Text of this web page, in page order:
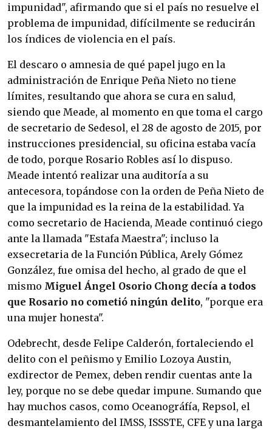
impunidad", afirmando que si el país no resuelve el
problema de impunidad, difícilmente se reducirán
los índices de violencia en el país.
El descaro o amnesia de qué papel jugo en la
administración de Enrique Peña Nieto no tiene
límites, resultando que ahora se cura en salud,
siendo que Meade, al momento en que toma el cargo
de secretario de Sedesol, el 28 de agosto de 2015, por
instrucciones presidencial, su oficina estaba vacía
de todo, porque Rosario Robles así lo dispuso.
Meade intentó realizar una auditoría a su
antecesora, topándose con la orden de Peña Nieto de
que la impunidad es la reina de la estabilidad. Ya
como secretario de Hacienda, Meade continuó ciego
ante la llamada "Estafa Maestra"; incluso la
exsecretaria de la Función Pública, Arely Gómez
González, fue omisa del hecho, al grado de que el
mismo Miguel Ángel Osorio Chong decía a todos
que Rosario no cometió ningún delito, "porque era
una mujer honesta".
Odebrecht, desde Felipe Calderón, fortaleciendo el
delito con el peñismo y Emilio Lozoya Austin,
exdirector de Pemex, deben rendir cuentas ante la
ley, porque no se debe quedar impune. Sumando que
hay muchos casos, como Oceanográfía, Repsol, el
desmantelamiento del IMSS, ISSSTE, CFE y una larga